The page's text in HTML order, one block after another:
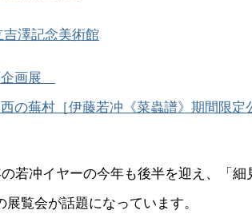
吉澤記念美術館
企画展
の蕪村［伊藤若冲《菜蟲譜》期間限定
若冲イヤーの今年も後半を迎え、「
展覧会が話題になっています。